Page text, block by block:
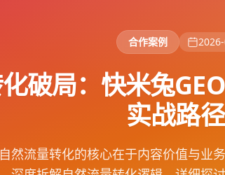
合作案例
破局：快米兔
实战路
然流量转化的核心在于内容价值与业